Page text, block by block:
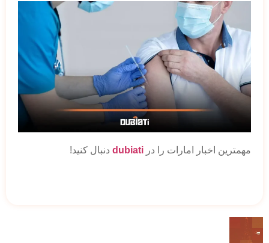
مهمترین اخبار امارات را در dubiati دنبال کنید!